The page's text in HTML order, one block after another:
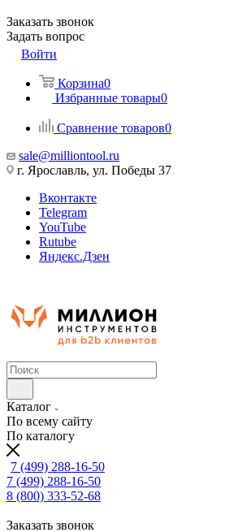
Заказать звонок
Задать вопрос
Войти
Корзина0
Избранные товары0
Сравнение товаров0
sale@milliontool.ru
г. Ярославль, ул. Победы 37
Вконтакте
Telegram
YouTube
Rutube
Яндекс.Дзен
Каталог
По всему сайту
По каталогу
7 (499) 288-16-50
7 (499) 288-16-50
8 (800) 333-52-68
Заказать звонок